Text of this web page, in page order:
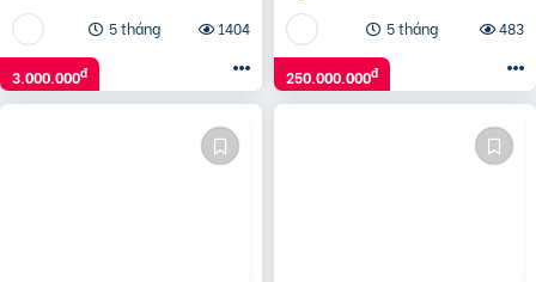
5 tháng
1404
3.000.000đ
5 tháng
483
250.000.000đ